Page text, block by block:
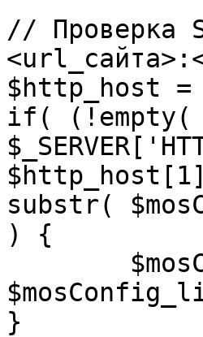
// Проверка
$http_host =
if( (!empty(
substr(
) {
}